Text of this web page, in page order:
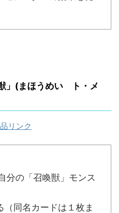
」(まほうめい ト・メ
分の「召喚獣」モンス
同名カードは１枚ま